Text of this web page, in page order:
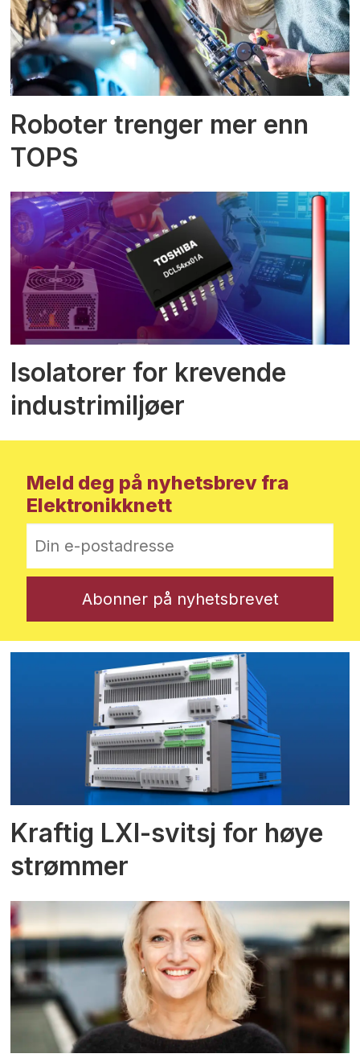
Roboter trenger mer enn
TOPS
Isolatorer for krevende
industrimiljøer
Meld deg på nyhetsbrev fra
Elektronikknett
Kraftig LXI-svitsj for høye
strømmer